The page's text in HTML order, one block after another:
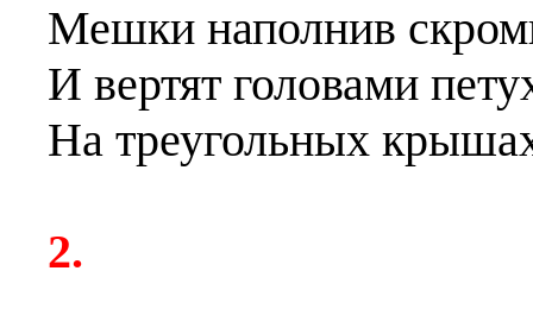
Мешки наполнив
И вертят головами
На треугольных
2.